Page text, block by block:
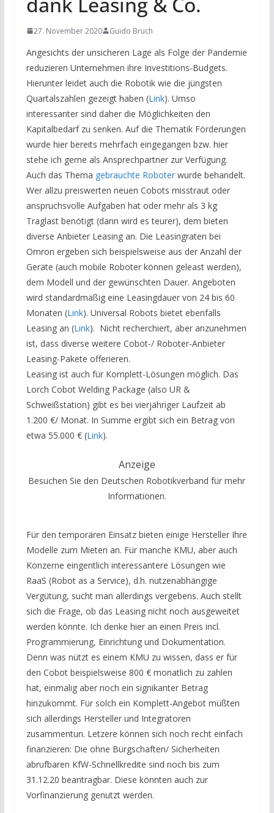
27. November 2020 Guido Bruch
Angesichts der unsicheren Lage als Folge der Pandemie
reduzieren Unternehmen ihre Investitions-Budgets.
Hierunter leidet auch die Robotik wie die jüngsten
Quartalszahlen gezeigt haben (Link). Umso
interessanter sind daher die Möglichkeiten den
Kapitalbedarf zu senken. Auf die Thematik Förderungen
wurde hier bereits mehrfach eingegangen bzw. hier
stehe ich gerne als Ansprechpartner zur Verfügung.
Auch das Thema gebrauchte Roboter wurde behandelt.
Wer allzu preiswerten neuen Cobots misstraut oder
anspruchsvolle Aufgaben hat oder mehr als 3 kg
Traglast benötigt (dann wird es teurer), dem bieten
diverse Anbieter Leasing an. Die Leasingraten bei
Omron ergeben sich beispielsweise aus der Anzahl der
Geräte (auch mobile Roboter können geleast werden),
dem Modell und der gewünschten Dauer. Angeboten
wird standardmäßig eine Leasingdauer von 24 bis 60
Monaten (Link). Universal Robots bietet ebenfalls
Leasing an (Link). Nicht recherchiert, aber anzunehmen
ist, dass diverse weitere Cobot-/ Roboter-Anbieter
Leasing-Pakete offerieren.
Leasing ist auch für Komplett-Lösungen möglich. Das
Lorch Cobot Welding Package (also UR &
Schweißstation) gibt es bei vierjähriger Laufzeit ab
1.200 €/ Monat. In Summe ergibt sich ein Betrag von
etwa 55.000 € (Link).
Anzeige
Besuchen Sie den Deutschen Robotikverband für mehr
Informationen.
Für den temporären Einsatz bieten einige Hersteller Ihre
Modelle zum Mieten an. Für manche KMU, aber auch
Konzerne eingentlich interessantere Lösungen wie
RaaS (Robot as a Service), d.h. nutzenabhängige
Vergütung, sucht man allerdings vergebens. Auch stellt
sich die Frage, ob das Leasing nicht noch ausgeweitet
werden könnte. Ich denke hier an einen Preis incl.
Programmierung, Einrichtung und Dokumentation.
Denn was nützt es einem KMU zu wissen, dass er für
den Cobot beispielsweise 800 € monatlich zu zahlen
hat, einmalig aber noch ein signikanter Betrag
hinzukommt. Für solch ein Komplett-Angebot müßten
sich allerdings Hersteller und Integratoren
zusammentun. Letzere können sich noch recht einfach
finanzieren: Die ohne Bürgschaften/ Sicherheiten
abrufbaren KfW-Schnellkredite sind noch bis zum
31.12.20 beantragbar. Diese könnten auch zur
Vorfinanzierung genutzt werden.